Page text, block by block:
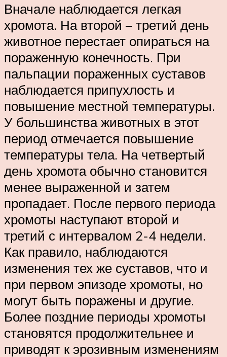
Вначале наблюдается легкая
хромота. На второй – третий день
животное перестает опираться на
пораженную конечность. При
пальпации пораженных суставов
наблюдается припухлость и
повышение местной температуры.
У большинства животных в этот
период отмечается повышение
температуры тела. На четвертый
день хромота обычно становится
менее выраженной и затем
пропадает. После первого периода
хромоты наступают второй и
третий с интервалом 2-4 недели.
Как правило, наблюдаются
изменения тех же суставов, что и
при первом эпизоде хромоты, но
могут быть поражены и другие.
Более поздние периоды хромоты
становятся продолжительнее и
приводят к эрозивным изменениям